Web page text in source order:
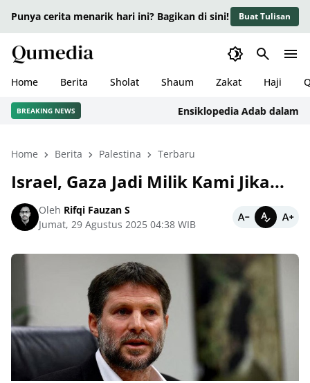
Punya cerita menarik hari ini? Bagikan di sini! Buat Tulisan
Home Berita Sholat Shaum Zakat Haji
BREAKING NEWS Ensiklopedia Adab dalam
Home Berita Palestina Terbaru
Israel, Gaza Jadi Milik Kami Jika...
Oleh Rifqi Fauzan S
Jumat, 29 Agustus 2025 04:38 WIB